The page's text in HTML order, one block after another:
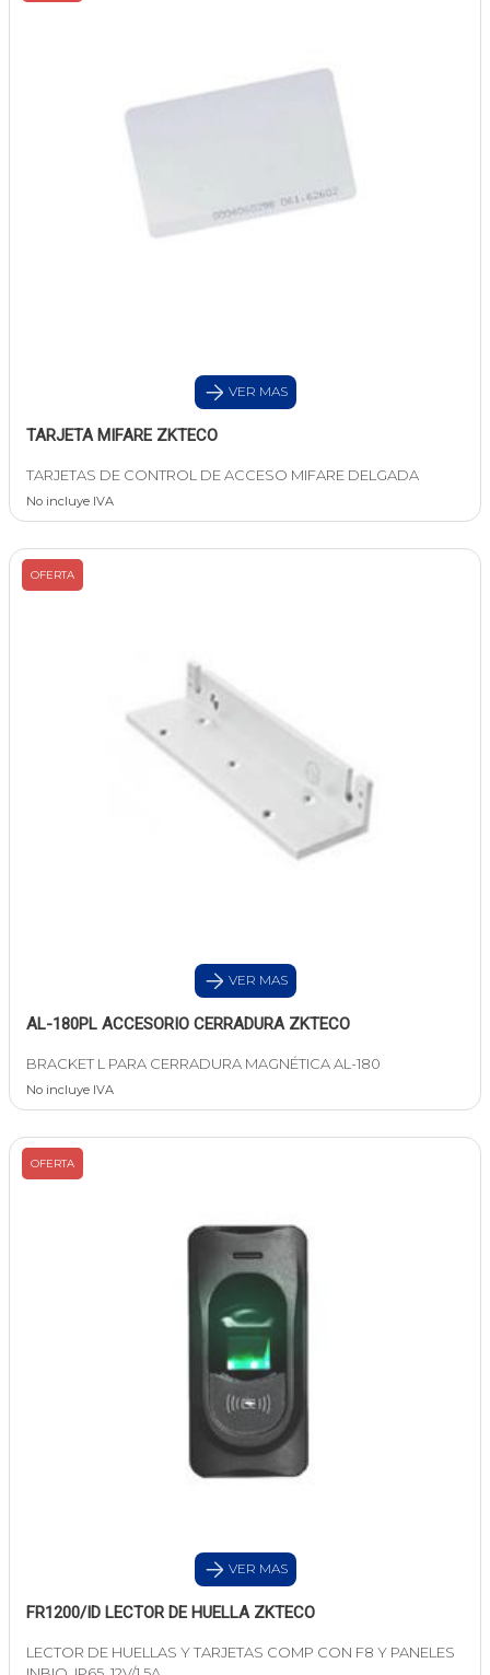
VER MAS
TARJETA MIFARE ZKTECO
TARJETAS DE CONTROL DE ACCESO MIFARE DELGADA
No incluye IVA
OFERTA
VER MAS
AL-180PL ACCESORIO CERRADURA ZKTECO
BRACKET L PARA CERRADURA MAGNÉTICA AL-180
No incluye IVA
OFERTA
VER MAS
FR1200/ID LECTOR DE HUELLA ZKTECO
LECTOR DE HUELLAS Y TARJETAS COMP CON F8 Y PANELES